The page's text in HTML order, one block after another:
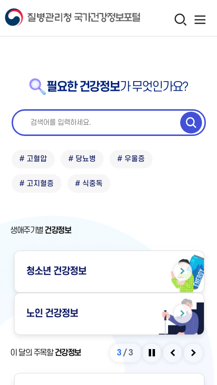
필요한 건강정보가 무엇인가요?
# 고혈압 # 당뇨병 # 우울증
# 고지혈증 # 식중독
생애주기별 건강정보
청소년 건강정보
노인 건강정보
이 달의 주목할건강정보 3 /3